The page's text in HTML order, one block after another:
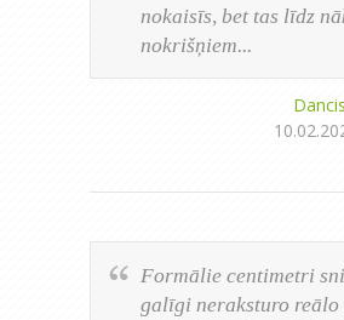
nokaisīs, bet tas līdz
nokrišņiem...
Formālie centimetri
galīgi neraksturo reālo